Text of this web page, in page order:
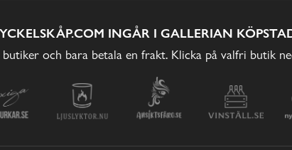
INGÅR I GALLERIAN
och bara betala en frakt. Klicka på valfri butik